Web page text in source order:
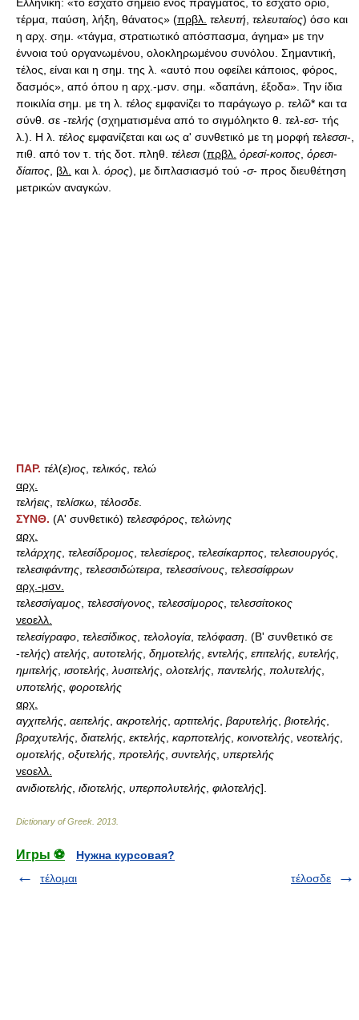
τέρμα, παύση, λήξη, θάνατος» (πρβλ. τελευτή τελευταίος) όσο και
η αρχ. σημ. «τάγμα, στρατιωτικό απόσπασμα, άγημα» με την
έννοια τού οργανωμένου, ολοκληρωμένου συνόλου. Σημαντική,
τέλος, είναι και η σημ. της λ. «αυτό που οφείλει κάποιος, φόρος,
δασμός», από όπου η αρχ.-μσν. σημ. «δαπάνη, έξοδα». Την ίδια
ποικιλία σημ. με τη λ. τέλος εμφανίζει το παράγωγο ρ. τελῶ* και τα
σύνθ. σε -τελής (σχηματισμένα από το σιγμόληκτο θ. τελ-εσ- τής
λ.). Η λ. τέλος εμφανίζεται και ως α' συνθετικό με τη μορφή τελεσσι-,
πιθ. από τον τ. τής δοτ. πληθ. τέλεσι (πρβλ. ὀρεσί-κοιτος ὀρεσι-
δίαιτος βλ. και λ. όρος), με διπλασιασμό τού -σ- προς διευθέτηση
μετρικών αναγκών.
ΠΑΡ. τέλ(ε)ιος τελικός τελώ
αρχ.
τελήεις τελίσκω τέλοσδε.
ΣΥΝΘ. (Α' συνθετικό) τελεσφόρος τελώνης
αρχ.
τελάρχης τελεσίδρομος τελεσίερος τελεσίκαρπος τελεσιουργός
τελεσιφάντης τελεσσιδώτειρα τελεσσίνους τελεσσίφρων
αρχ.-μσν.
τελεσσίγαμος τελεσσίγονος τελεσσίμορος τελεσσίτοκος
νεοελλ.
τελεσίγραφο τελεσίδικος τελολογία τελόφαση . (Β' συνθετικό σε
-τελής) ατελής αυτοτελής δημοτελής εντελής επιτελής ευτελής
ημιτελής ισοτελής λυσιτελής ολοτελής παντελής πολυτελής
υποτελής φοροτελής
αρχ.
αγχιτελής αειτελής ακροτελής αρτιτελής βαρυτελής βιοτελής
βραχυτελής διατελής εκτελής καρποτελής κοινοτελής νεοτελής
ομοτελής οξυτελής προτελής συντελής υπερτελής
νεοελλ.
ανιδιοτελής ιδιοτελής υπερπολυτελής φιλοτελής].
Dictionary of Greek 2013
Игры ⚽
Нужна курсовая?
τέλομαι
τέλοσδε